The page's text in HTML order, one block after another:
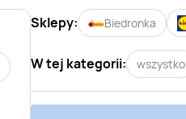
Sklepy: Biedronka
W tej kategorii: wszystko